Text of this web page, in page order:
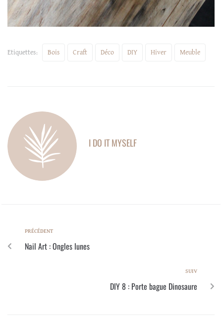
Etiquettes: Bois Craft Déco DIY Hiver Meuble
I DO IT MYSELF
PRÉCÉDENT
Nail Art : Ongles lunes
SUIV
DIY 8 : Porte bague Dinosaure